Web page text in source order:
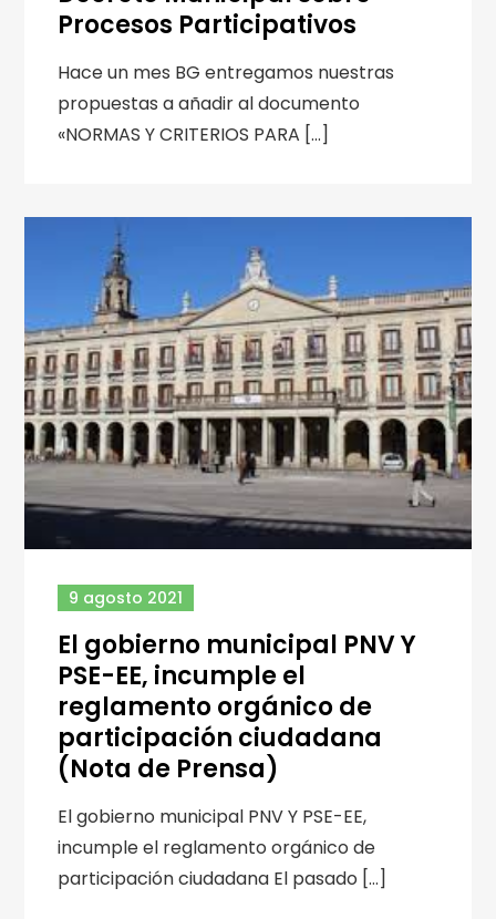
Procesos Participativos
Hace un mes BG entregamos nuestras
propuestas a añadir al documento
«NORMAS Y CRITERIOS PARA […]
9 agosto 2021
El gobierno municipal PNV Y
PSE-EE, incumple el
reglamento orgánico de
participación ciudadana
(Nota de Prensa)
El gobierno municipal PNV Y PSE-EE,
incumple el reglamento orgánico de
participación ciudadana El pasado […]